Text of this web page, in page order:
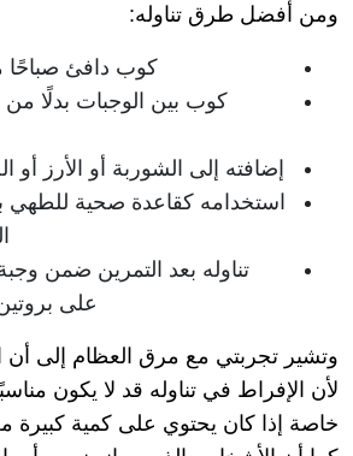
ومن أفضل طرق تناوله:
كوب دافئ صباحًا
كوب بين الوجبات بدلًا من
إضافته إلى الشوربة أو الأرز أو
استخدامه كقاعدة صحية للطهي
تناوله بعد التمرين ضمن
على
وتشير تجربتي مع مرق العظام إلى أن
لأن الإفراط في تناوله قد لا يكون
خاصة إذا كان يحتوي على كمية كبيرة